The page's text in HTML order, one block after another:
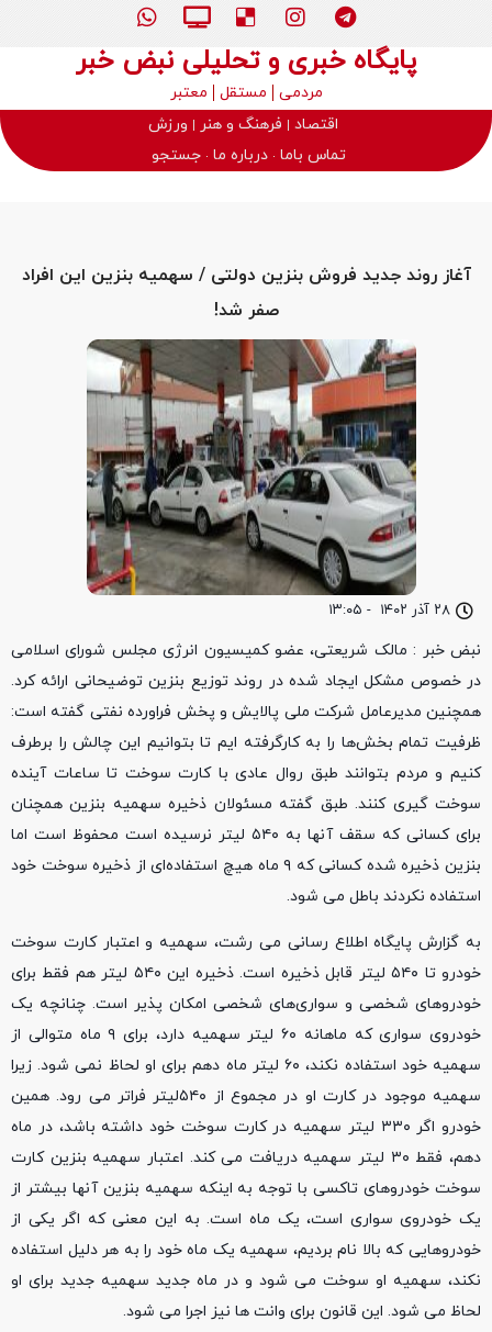
پایگاه خبری و تحلیلی نبض خبر
مردمی مستقل
معتبر
اقتصاد
فرهنگ و هنر
ورزش
تماس باما درباره ما جستجو
۲۸ آذر ۱۴۰۲ - ۱۳:۰۵
آغاز روند جدید فروش بنزین دولتی / سهمیه بنزین این افراد
صفر شد!
نبض خبر : مالک شریعتی، عضو کمیسیون انرژی مجلس شورای اسلامی
در خصوص مشکل ایجاد شده در روند توزیع بنزین توضیحانی ارائه کرد.
همچنین مدیرعامل شرکت ملی پالایش و پخش فراورده نفتی گفته است:
ظرفیت تمام بخش‌ها را به کارگرفته ایم تا بتوانیم این چالش را برطرف
کنیم و مردم بتوانند طبق روال عادی با کارت سوخت تا ساعات آینده
سوخت گیری کنند. طبق گفته مسئولان ذخیره سهمیه بنزین همچنان
برای کسانی که سقف آنها به ۵۴۰ لیتر نرسیده است محفوظ است اما
بنزین ذخیره شده کسانی که ۹ ماه هیچ استفاده‌ای از ذخیره سوخت خود
استفاده نکردند باطل می شود.
به گزارش پایگاه اطلاع رسانی می رشت، سهمیه و اعتبار کارت سوخت
خودرو تا ۵۴۰ لیتر قابل ذخیره است. ذخیره این ۵۴۰ لیتر هم فقط برای
خودروهای شخصی و سواری‌های شخصی امکان پذیر است. چنانچه یک
خودروی سواری که ماهانه ۶۰ لیتر سهمیه دارد، برای ۹ ماه متوالی از
سهمیه خود استفاده نکند، ۶۰ لیتر ماه دهم برای او لحاظ نمی شود. زیرا
سهمیه موجود در کارت او در مجموع از ۵۴۰لیتر فراتر می رود. همین
خودرو اگر ۳۳۰ لیتر سهمیه در کارت سوخت خود داشته باشد، در ماه
دهم، فقط ۳۰ لیتر سهمیه دریافت می کند. اعتبار سهمیه بنزین کارت
سوخت خودروهای تاکسی با توجه به اینکه سهمیه بنزین آنها بیشتر از
یک خودروی سواری است، یک ماه است. به این معنی که اگر یکی از
خودروهایی که بالا نام بردیم، سهمیه یک ماه خود را به هر دلیل استفاده
نکند، سهمیه او سوخت می شود و در ماه جدید سهمیه جدید برای او
لحاظ می شود. این قانون برای وانت ها نیز اجرا می شود.